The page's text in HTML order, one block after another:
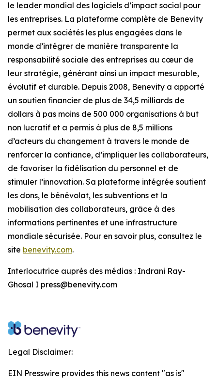
le leader mondial des logiciels d’impact social pour
les entreprises. La plateforme complète de Benevity
permet aux sociétés les plus engagées dans le
monde d’intégrer de manière transparente la
responsabilité sociale des entreprises au cœur de
leur stratégie, générant ainsi un impact mesurable,
évolutif et durable. Depuis 2008, Benevity a apporté
un soutien financier de plus de 34,5 milliards de
dollars à pas moins de 500 000 organisations à but
non lucratif et a permis à plus de 8,5 millions
d’acteurs du changement à travers le monde de
renforcer la confiance, d’impliquer les collaborateurs,
de favoriser la fidélisation du personnel et de
stimuler l’innovation. Sa plateforme intégrée soutient
les dons, le bénévolat, les subventions et la
mobilisation des collaborateurs, grâce à des
informations pertinentes et une infrastructure
mondiale sécurisée. Pour en savoir plus, consultez le
site benevity.com.
Interlocutrice auprès des médias : Indrani Ray-
Ghosal I press@benevity.com
Legal Disclaimer:
EIN Presswire provides this news content "as is"